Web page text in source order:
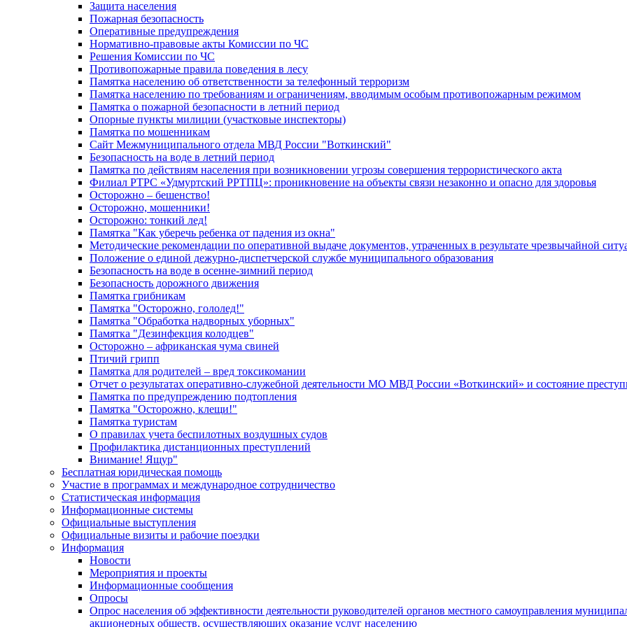
Защита населения
Пожарная безопасность
Оперативные предупреждения
Нормативно-правовые акты Комиссии по ЧС
Решения Комиссии по ЧС
Противопожарные правила поведения в лесу
Памятка населению об ответственности за телефонный терроризм
Памятка населению по требованиям и ограничениям, вводимым особым противопожарным режимом
Памятка о пожарной безопасности в летний период
Опорные пункты милиции (участковые инспекторы)
Памятка по мошенникам
Сайт Межмуниципального отдела МВД России "Воткинский"
Безопасность на воде в летний период
Памятка по действиям населения при возникновении угрозы совершения террористического акта
Филиал РТРС «Удмуртский РРТПЦ»: проникновение на объекты связи незаконно и опасно для здоровья
Осторожно – бешенство!
Осторожно, мошенники!
Осторожно: тонкий лед!
Памятка "Как уберечь ребенка от падения из окна"
Методические рекомендации по оперативной выдаче документов, утраченных в результате чрезвычайной
Положение о единой дежурно-диспетчерской службе муниципального образования
Безопасность на воде в осенне-зимний период
Безопасность дорожного движения
Памятка грибникам
Памятка "Осторожно, гололед!"
Памятка "Обработка надворных уборных"
Памятка "Дезинфекция колодцев"
Осторожно – африканская чума свиней
Птичий грипп
Памятка для родителей – вред токсикомании
Отчет о результатах оперативно-служебной деятельности МО МВД России «Воткинский» и состояние
Памятка по предупреждению подтопления
Памятка "Осторожно, клещи!"
Памятка туристам
О правилах учета беспилотных воздушных судов
Профилактика дистанционных преступлений
Внимание! Ящур"
Бесплатная юридическая помощь
Участие в программах и международное сотрудничество
Статистическая информация
Информационные системы
Официальные выступления
Официальные визиты и рабочие поездки
Информация
Новости
Мероприятия и проекты
Информационные сообщения
Опросы
Опрос населения об эффективности деятельности руководителей органов местного самоуправления
акционерных обществ, осуществляющих оказание услуг населению